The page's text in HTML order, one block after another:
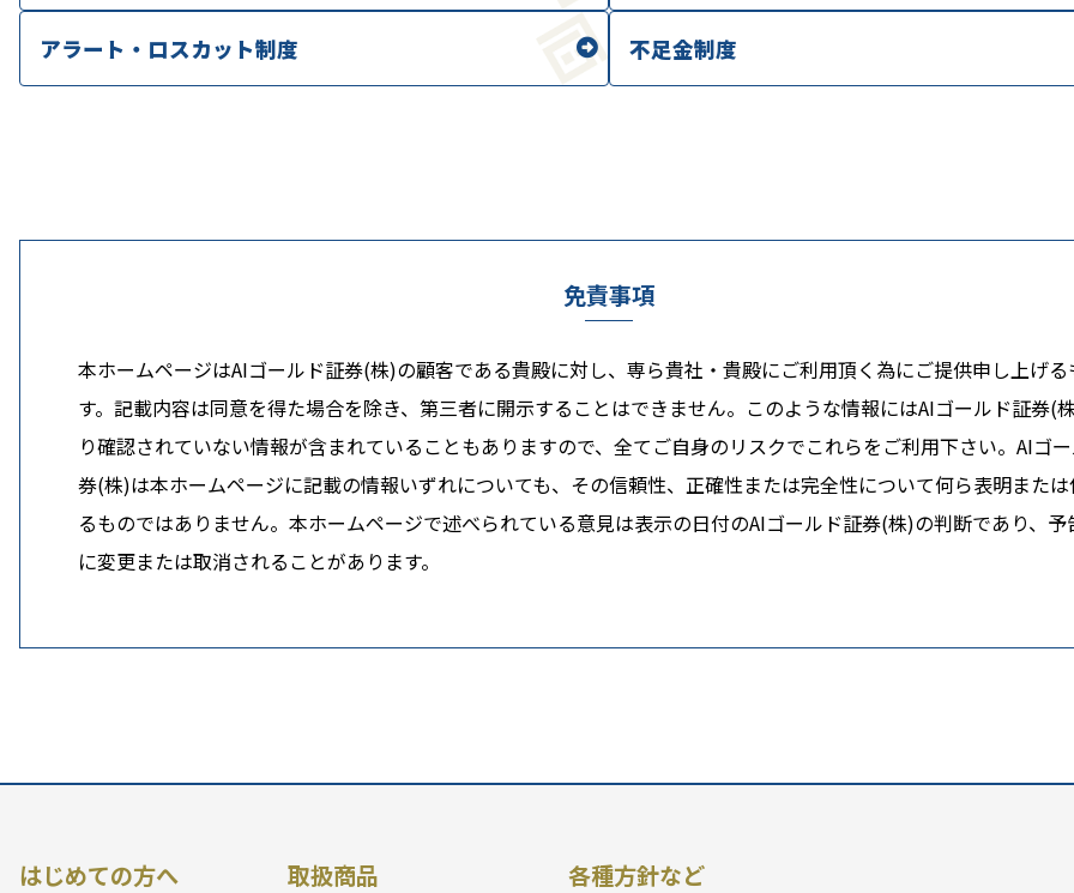
アラート・ロスカット制度 不足金制度
免責事項
本ホームページはAIゴールド証券(株)の顧客である貴殿に対し、専ら貴社・貴殿にご利用頂く為にご提供申し上げる
す。記載内容は同意を得た場合を除き、第三者に開示することはできません。このような情報にはAIゴールド証券(
り確認されていない情報が含まれていることもありますので、全てご自身のリスクでこれらをご利用下さい。AIゴ
券(株)は本ホームページに記載の情報いずれについても、その信頼性、正確性または完全性について何ら表明また
るものではありません。本ホームページで述べられている意見は表示の日付のAIゴールド証券(株)の判断であり、予
に変更または取消されることがあります。
はじめての方へ 取扱商品 各種方針など